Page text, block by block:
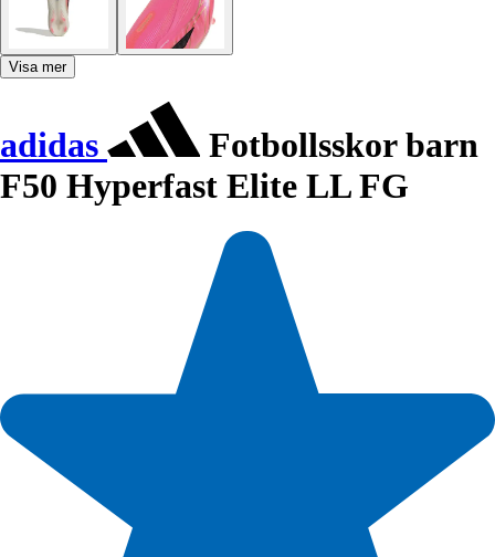
Visa mer
adidas
Fotbollsskor barn
F50 Hyperfast Elite LL FG